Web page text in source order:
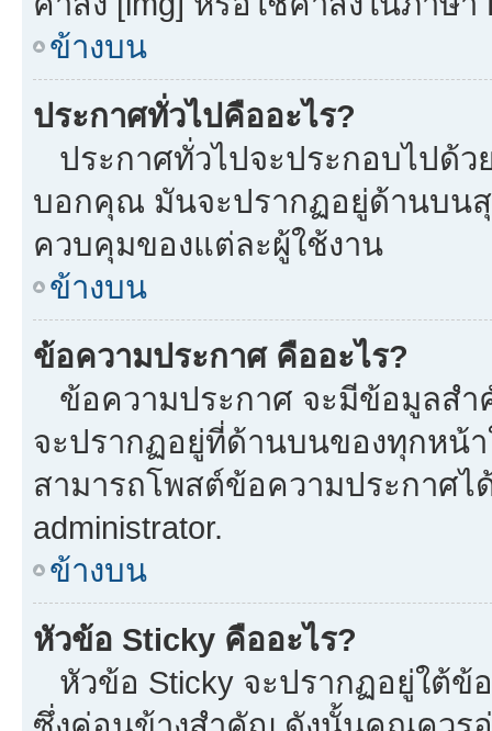
ข้างบน
ประกาศทั่วไปคืออะไร?
ประกาศทั่วไปจะประกอบไปด้
บอกคุณ มันจะปรากฏอยู่ด้านบน
ควบคุมของแต่ละผู้ใช้งาน
ข้างบน
ข้อความประกาศ คืออะไร?
ข้อความประกาศ จะมีข้อมูลส
จะปรากฏอยู่ที่ด้านบนของทุกหน้
สามารถโพสต์ข้อความประกาศ
administrator.
ข้างบน
หัวข้อ Sticky คืออะไร?
หัวข้อ Sticky จะปรากฏอยู่ใต้ข้